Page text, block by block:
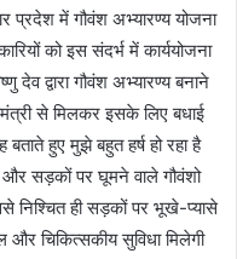
में गौवंश अभ्यारण्य योजना
को इस संदर्भ में कार्ययोजना
द्वारा गौवंश अभ्यारण्य बनाने
से मिलकर इसके लिए बधाई
हुए मुझे बहुत हर्ष हो रहा है
और सड़कों पर घूमने वाले गौवंशो
निश्चित ही सड़कों पर भूखे-प्यासे
चिकित्सकीय सुविधा मिलेगी